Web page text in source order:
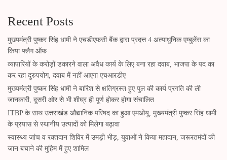
Recent Posts
मुख्यमंत्री पुष्कर सिंह धामी ने एचडीएफसी बैंक द्वारा प्रदत्त 4 अत्याधुनिक एम्बुलेंस का
किया फ्लैग ऑफ
व्यापारियों के करोड़ों डकारने वाला अवैध कार्य के लिए बना रहा दवाब, भाजपा के पद का
कर रहा दुरुपयोग, दवाब में नहीं आएगा एचआरडीए
मुख्यमंत्री पुष्कर सिंह धामी ने बारिश से क्षतिग्रस्त हुए पुल की कार्य प्रगति की ली
जानकारी, दूसरी ओर से भी शीघ्र ही पूर्ण होकर होगा संचालित
ITBP के साथ उत्तराखंड औद्यानिक परिषद का हुआ एमओयू, मुख्यमंत्री पुष्कर सिंह धामी
के प्रयास से स्थानीय उत्पादों को मिलेगा बढ़ावा
स्वास्थ्य जांच व रक्तदान शिविर में उमड़ी भीड़, युवाओं ने किया महादान, जरूरतमंदों की
जान बचाने की मुहिम में हुए शामिल